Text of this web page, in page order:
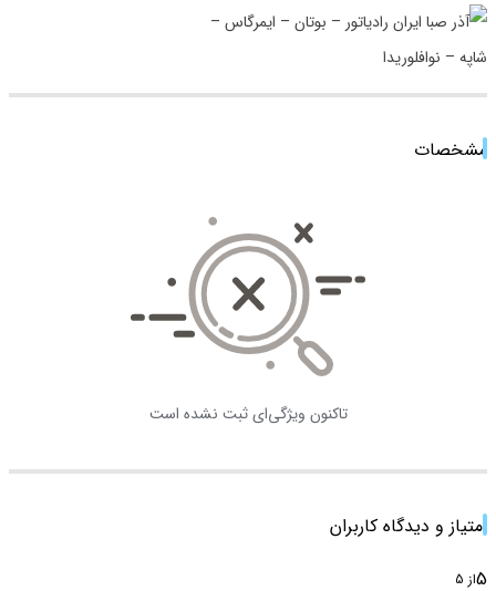
مشخصات
تاکنون ویژگی‌ای ثبت نشده است
امتیاز و دیدگاه کاربران
5از 5